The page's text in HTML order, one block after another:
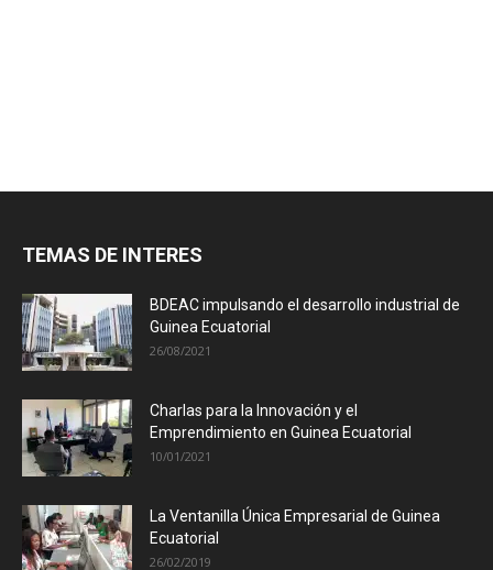
TEMAS DE INTERES
BDEAC impulsando el desarrollo industrial de
Guinea Ecuatorial
26/08/2021
Charlas para la Innovación y el
Emprendimiento en Guinea Ecuatorial
10/01/2021
La Ventanilla Única Empresarial de Guinea
Ecuatorial
26/02/2019